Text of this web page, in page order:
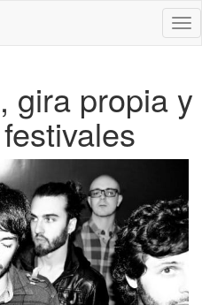
gira propia y